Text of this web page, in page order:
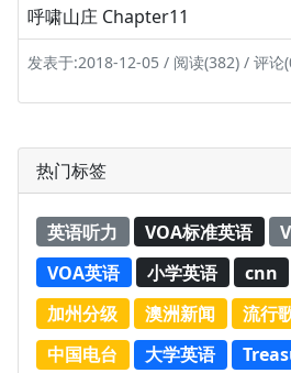
呼啸山庄 Chapter11
发表于:2018-12-05 / 阅读(382) / 评论
热门标签
英语听力 VOA标准英语
VOA英语
小学英语 cnn
加州分级
澳洲新闻 流行
中国电台
大学英语